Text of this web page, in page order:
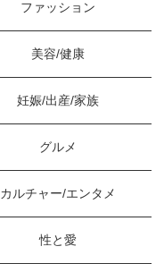
ファッション
美容/健康
妊娠/出産/家族
グルメ
カルチャー/エンタメ
性と愛